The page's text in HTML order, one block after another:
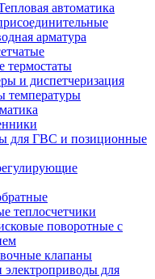
автоматика
арматура
термостаты
и диспетчеризация
температуры
для ГВС и позиционные
теплосчетчики
поворотные с
клапаны
для